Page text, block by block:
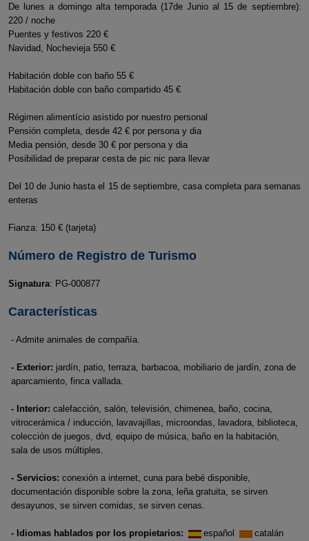
De lunes a domingo alta temporada (17de Junio al 15 de septiembre):
220 / noche
Puentes y festivos 220 €
Navidad, Nochevieja 550 €
Habitación doble con baño 55 €
Habitación doble con baño compartido 45 €
Régimen alimentício asistido por nuestro personal
Pensión completa, desde 42 € por persona y dia
Media pensión, desde 30 € por persona y dia
Posibilidad de preparar cesta de pic nic para llevar
Del 10 de Junio hasta el 15 de septiembre, casa completa para semanas
enteras
Fianza: 150 € (tarjeta)
Número de Registro de Turismo
Signatura: PG-000877
Características
- Admite animales de compañía.
- Exterior: jardín, patio, terraza, barbacoa, mobiliario de jardín, zona de
aparcamiento, finca vallada.
- Interior: calefacción, salón, televisión, chimenea, baño, cocina,
vitrocerámica / inducción, lavavajillas, microondas, lavadora, biblioteca,
colección de juegos, dvd, equipo de música, baño en la habitación,
sala de usos múltiples.
- Servicios: conexión a internet, cuna para bebé disponible,
documentación disponible sobre la zona, leña gratuita, se sirven
desayunos, se sirven comidas, se sirven cenas.
- Idiomas hablados por los propietarios: español
catalán